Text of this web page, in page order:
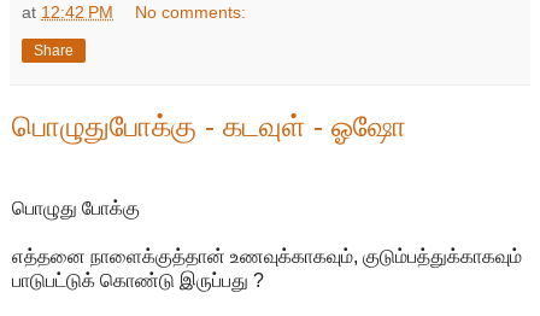
at 12:42 PM No comments:
Share
பொழுதுபோக்கு - கடவுள் - ஓஷோ
பொழுது போக்கு
எத்தனை நாளைக்குத்தான் உணவுக்காகவும், குடும்பத்துக்காகவும்
பாடுபட்டுக் கொண்டு இருப்பது ?